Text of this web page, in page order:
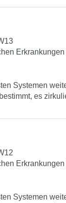
Systemen
es
Systemen